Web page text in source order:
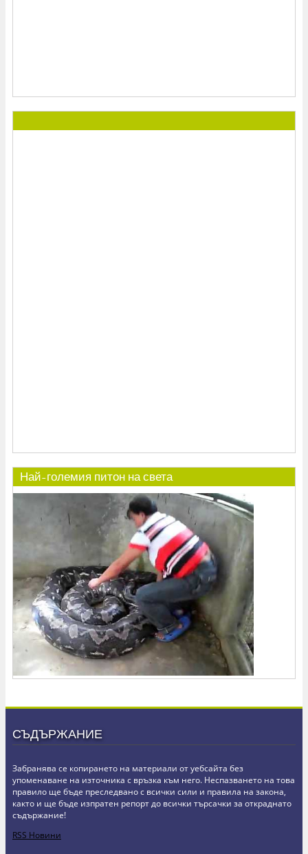
Най-големия питон на света
СЪДЪРЖАНИЕ
Забранява се копирането на материали от уебсайта без
упоменаване на източника с връзка към него. Неспазването на това
правило ще бъде преследвано с всички сили и правила на закона,
както и ще бъде изпратен репорт до всички търсачки за откраднато
съдържание!
RSS Новини